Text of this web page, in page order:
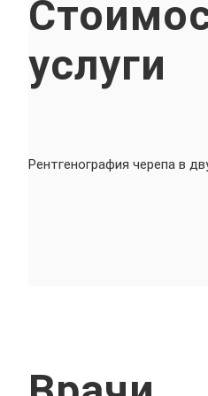
услуги
Рентгенография черепа в